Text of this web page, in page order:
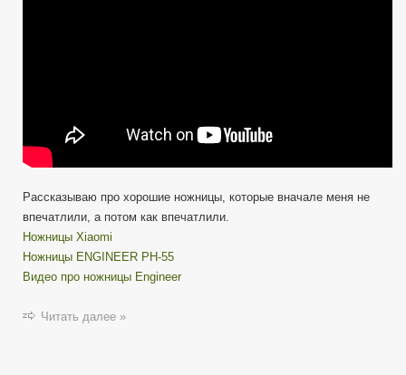
Рассказываю про хорошие ножницы, которые вначале меня не
впечатлили, а потом как впечатлили.
Ножницы Xiaomi
Ножницы ENGINEER PH-55
Видео про ножницы Engineer
Читать далее »